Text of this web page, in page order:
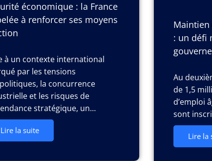
économique : la France
à renforcer ses moyens
à un contexte international
par les tensions
la concurrence
et les risques de
stratégique, un…
Lire la suite
Maintien
: un défi
Au
de 1,5
d’emploi
sont
Lire la